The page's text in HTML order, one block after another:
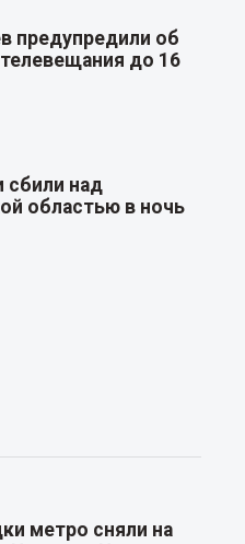
предупредили об
до 16
сбили над
областью в ночь
метро сняли на